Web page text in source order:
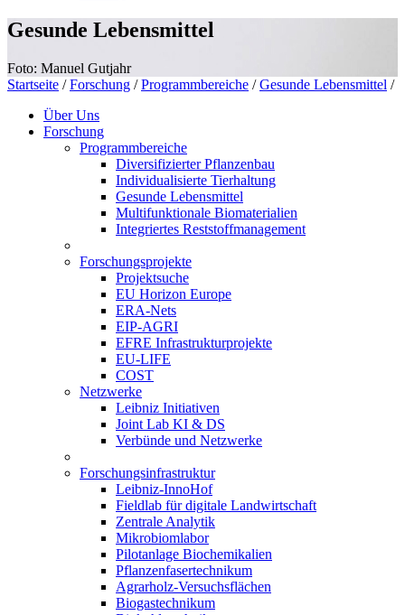
Gesunde Lebensmittel
Foto: Manuel Gutjahr
Startseite / Forschung / Programmbereiche / Gesunde Lebensmittel /
Über Uns
Forschung
Programmbereiche
Diversifizierter Pflanzenbau
Individualisierte Tierhaltung
Gesunde Lebensmittel
Multifunktionale Biomaterialien
Integriertes Reststoffmanagement
Forschungsprojekte
Projektsuche
EU Horizon Europe
ERA-Nets
EIP-AGRI
EFRE Infrastrukturprojekte
EU-LIFE
COST
Netzwerke
Leibniz Initiativen
Joint Lab KI & DS
Verbünde und Netzwerke
Forschungsinfrastruktur
Leibniz-InnoHof
Fieldlab für digitale Landwirtschaft
Zentrale Analytik
Mikrobiomlabor
Pilotanlage Biochemikalien
Pflanzenfasertechnikum
Agrarholz-Versuchsflächen
Biogastechnikum